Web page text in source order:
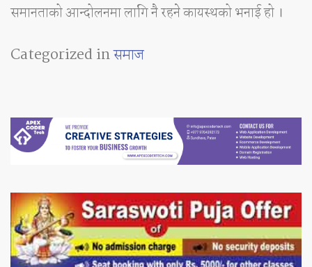
समानताको आन्दोलनमा लागि नै रहने कायस्थको भनाई हो ।
Categorized inसमाज